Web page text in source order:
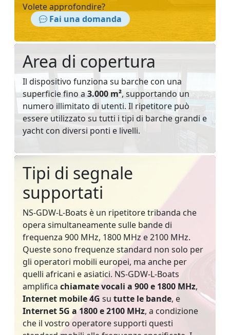
Volete approfondire?
Fai una domanda
Area di copertura
Il dispositivo funziona su barche con una
superficie fino a3.000 m², supportando un
numero illimitato di utenti. Il ripetitore può
essere utilizzato su tutti i tipi di barche grandi e
yacht con diversi ponti e livelli.
Tipi di segnale
supportati
NS-GDW-L-Boats è un ripetitore tribanda che
opera simultaneamente sulle bande di
frequenza 900 MHz, 1800 MHz e 2100 MHz.
Queste sono frequenze standard non solo per
gli operatori mobili europei, ma anche per
quelli africani e asiatici. NS-GDW-L-Boats
amplifica chiamate vocali a 900 e 1800 MHz,
Internet mobile 4G su tutte le bande, e
Internet 5G a 1800 e 2100 MHz, a condizione
che il vostro operatore supporti questi